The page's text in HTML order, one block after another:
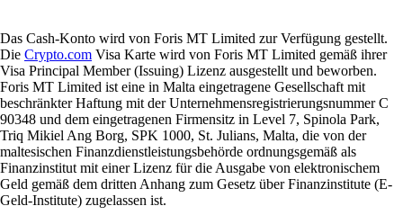
Das Cash-Konto wird von Foris MT Limited zur Verfügung gestellt.
Die Crypto.com Visa Karte wird von Foris MT Limited gemäß ihrer
Visa Principal Member (Issuing) Lizenz ausgestellt und beworben.
Foris MT Limited ist eine in Malta eingetragene Gesellschaft mit
beschränkter Haftung mit der Unternehmensregistrierungsnummer C
90348 und dem eingetragenen Firmensitz in Level 7, Spinola Park,
Triq Mikiel Ang Borg, SPK 1000, St. Julians, Malta, die von der
maltesischen Finanzdienstleistungsbehörde ordnungsgemäß als
Finanzinstitut mit einer Lizenz für die Ausgabe von elektronischem
Geld gemäß dem dritten Anhang zum Gesetz über Finanzinstitute (E-
Geld-Institute) zugelassen ist.